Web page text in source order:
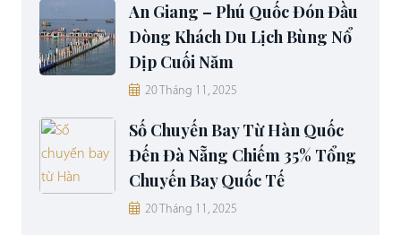
An Giang – Phú Quốc Đón Đầu
Dòng Khách Du Lịch Bùng Nổ
Dịp Cuối Năm
20 Tháng 11, 2025
Số Chuyến Bay Từ Hàn Quốc
Đến Đà Nẵng Chiếm 35% Tổng
Chuyến Bay Quốc Tế
20 Tháng 11, 2025